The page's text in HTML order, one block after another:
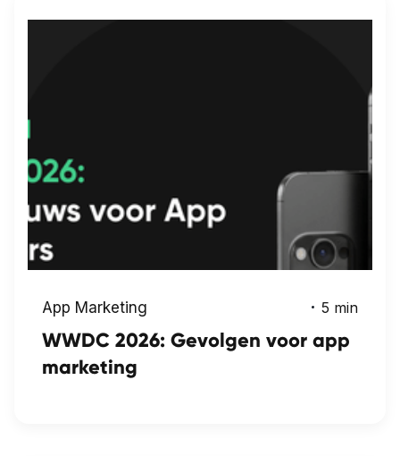
App Marketing 5 min
WWDC 2026: Gevolgen voor app
marketing